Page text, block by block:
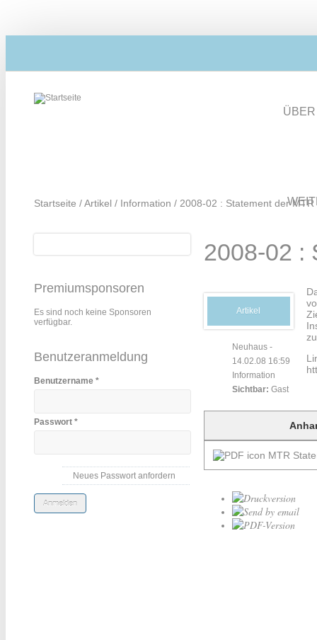
Startseite /Artikel / Information / 2008-02 : Statement der MTR
Suche
Premiumsponsoren
Es sind noch keine Sponsoren
verfügbar.
Benutzeranmeldung
Benutzername *
Passwort *
Neues Passwort anfordern
2008-02 :
Artikel
Neuhaus -
14.02.08 16:59
Information
Sichtbar: Gast
MTR